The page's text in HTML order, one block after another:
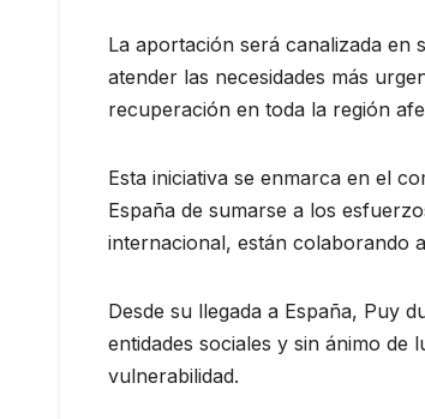
La aportación será canalizada en
atender las necesidades más
recuperación en toda la región
Esta iniciativa se enmarca en el
España de sumarse a los
internacional, están colaborando
Desde su llegada a España, Puy
entidades sociales y sin ánimo
vulnerabilidad.